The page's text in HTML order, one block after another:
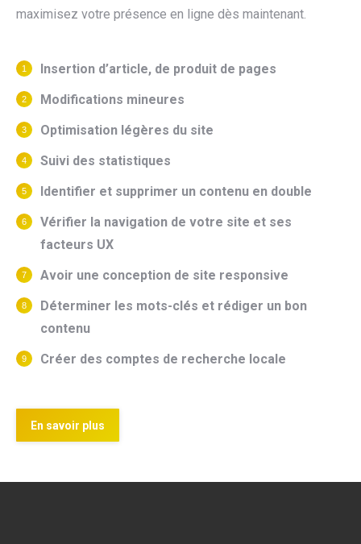
maximisez votre présence en ligne dès maintenant.
Insertion d’article, de produit de pages
Modifications mineures
Optimisation légères du site
Suivi des statistiques
Identifier et supprimer un contenu en double
Vérifier la navigation de votre site et ses
facteurs UX
Avoir une conception de site responsive
Déterminer les mots-clés et rédiger un bon
contenu
Créer des comptes de recherche locale
En savoir plus